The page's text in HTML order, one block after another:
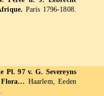
Paris 1796-1808.
Pl. 97 v. G. Severeyns
Flora… Haarlem, Eeden